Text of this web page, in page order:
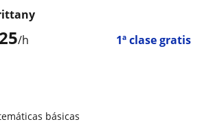
25/h 1ª clase gratis
básicas